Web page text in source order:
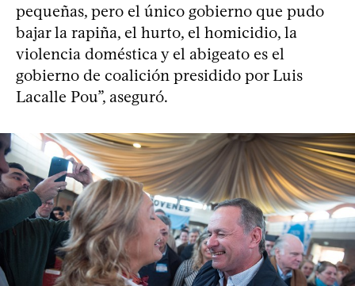
pequeñas, pero el único gobierno que pudo
bajar la rapiña, el hurto, el homicidio, la
violencia doméstica y el abigeato es el
gobierno de coalición presidido por Luis
Lacalle Pou”, aseguró.